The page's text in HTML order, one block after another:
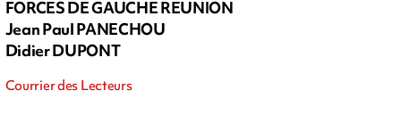
FORCES DE GAUCHE REUNION
Jean Paul PANECHOU
Didier DUPONT
Courrier des Lecteurs